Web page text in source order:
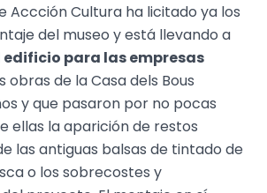
Accción Cultura ha licitado ya los
del museo y está llevando a
para las empresas
obras de la Casa dels Bous
y que pasaron por no pocas
ellas la aparición de restos
las antiguas balsas de tintado de
o los sobrecostes y